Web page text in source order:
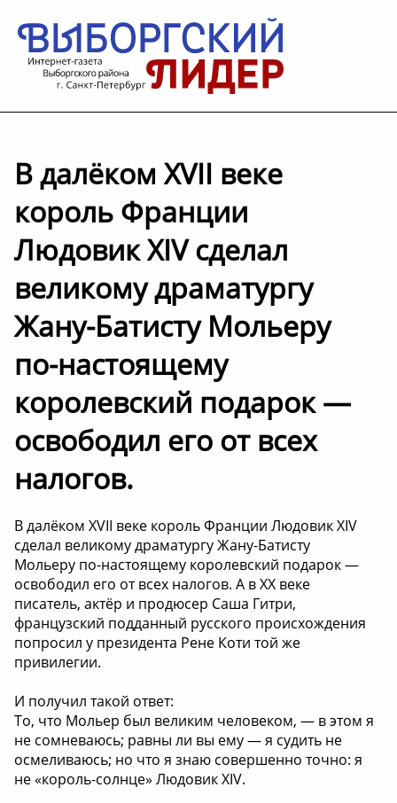
В далёком XVII веке
король Франции
Людовик XIV сделал
великому драматургу
Жану-Батисту Мольеру
по-настоящему
королевский подарок —
освободил его от всех
налогов.
В далёком XVII веке король Франции Людовик XIV
сделал великому драматургу Жану-Батисту
Мольеру по-настоящему королевский подарок —
освободил его от всех налогов. А в XX веке
писатель, актёр и продюсер Саша Гитри,
французский подданный русского происхождения
попросил у президента Рене Коти той же
привилегии.
И получил такой ответ:
То, что Мольер был великим человеком, — в этом я
не сомневаюсь; равны ли вы ему — я судить не
осмеливаюсь; но что я знаю совершенно точно: я
не «король-солнце» Людовик XIV.